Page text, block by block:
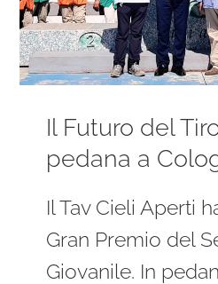
Il Futuro del
pedana a
Il Tav Cieli Aperti
Gran Premio del
Giovanile. In